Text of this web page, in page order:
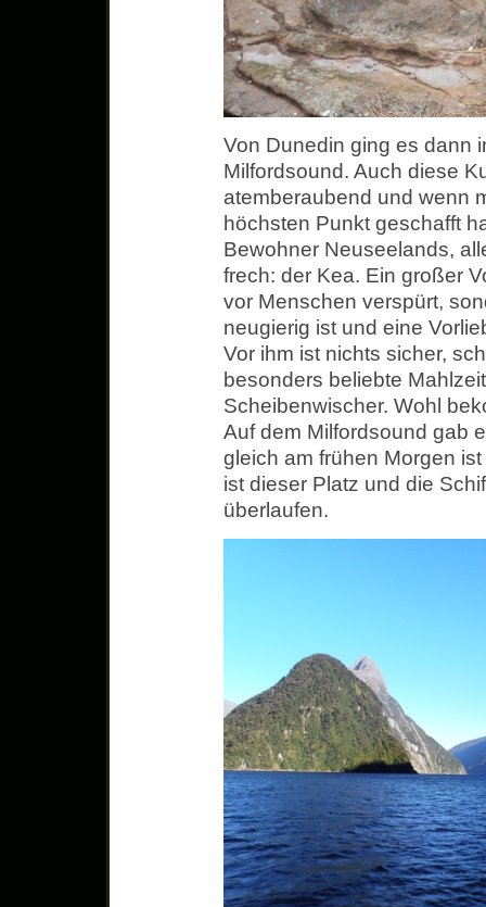
Von Dunedin ging es dann
Milfordsound. Auch diese
atemberaubend und wenn
höchsten Punkt geschafft
Bewohner Neuseelands,
frech: der Kea. Ein großer
vor Menschen verspürt,
neugierig ist und eine
Vor ihm ist nichts sicher,
besonders beliebte
Scheibenwischer. Wohl
Auf dem Milfordsound gab
gleich am frühen Morgen
ist dieser Platz und die
überlaufen.